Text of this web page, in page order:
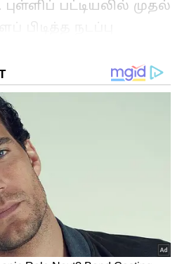
பட்டியலில் முதல்
சாம்பியனான குஜராத்
இன்று மோதுகின்றன.
இமாச்சல
HPCA ஸ்டேடியம்
இதில் வெற்றி பெறும்
போட்டிக்கு தகுதி
போட்டியில்
பெரிய மாற்றத்துடன்